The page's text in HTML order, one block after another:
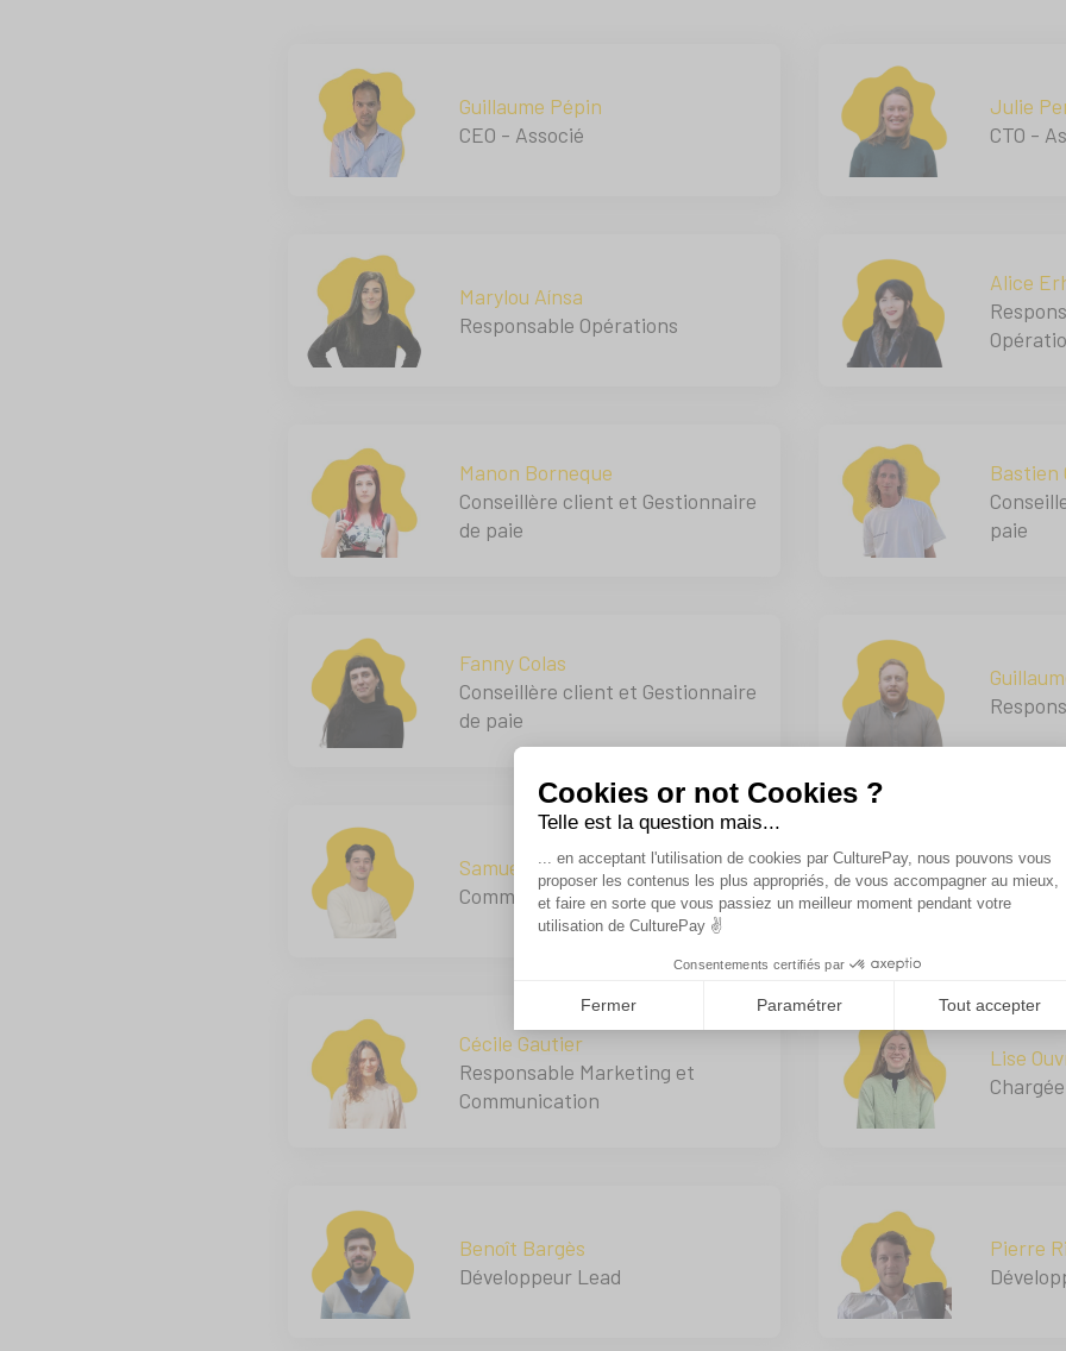
Guillaume Pépin
CEO - Associé
Julie
CTO -
Marylou Aínsa
Responsable Opérations
Alice
Manon Borneque
Conseillère client et Gestionnaire
de paie
Bastien
paie
Fanny Colas
Conseillère client et Gestionnaire
de paie
Samuel Buresi-Lang
Commercial Junior
Cécile Gautier
Responsable Marketing et
Communication
Lise
Benoît Bargès
Développeur Lead
Pierre
Cookies or not Cookies ?
Telle est la question mais...
Plateforme de Gestion du
... en acceptant l'utilisation de cookies par CulturePay, nous pouvons vous
proposer les contenus les plus appropriés, de vous accompagner au mieux,
et faire en sorte que vous passiez un meilleur moment pendant votre
utilisation de CulturePay ✌️
Consentements certifiés par
Fermer Paramétrer Tout accepter
Axeptio consent